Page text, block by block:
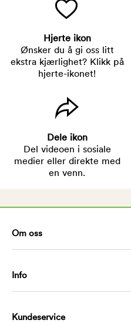
Hjerte ikon
Ønsker du å gi oss litt
ekstra kjærlighet? Klikk på
hjerte-ikonet!
Dele ikon
Del videoen i sosiale
medier eller direkte med
en venn.
Om oss
Info
Kundeservice